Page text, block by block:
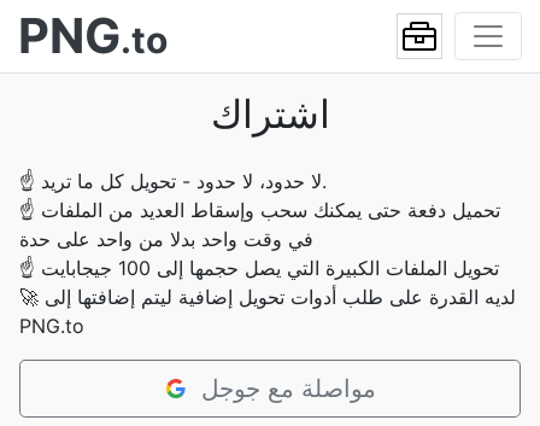
PNG.to
اشتراك
☝
ﻻ حدود، ﻻ حدود - تحويل كل ما تريد.
☝ تحميل دفعة حتى يمكنك سحب وإسقاط العديد من الملفات
في وقت واحد بدلا من واحد على حدة
☝
تحويل الملفات الكبيرة التي يصل حجمها إلى 100 جيجابايت
🚀 لديه القدرة على طلب أدوات تحويل إضافية ليتم إضافتها إلى
PNG.to
مواصلة مع جوجل